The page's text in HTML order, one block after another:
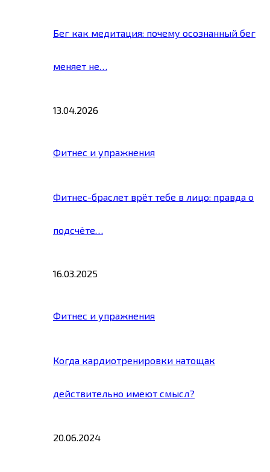
Бег как медитация: почему осознанный бег
меняет не…
13.04.2026
Фитнес и упражнения
Фитнес-браслет врёт тебе в лицо: правда о
подсчёте…
16.03.2025
Фитнес и упражнения
Когда кардиотренировки натощак
действительно имеют смысл?
20.06.2024